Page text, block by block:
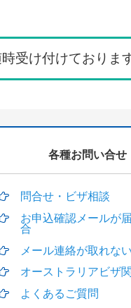
受け付けており
各種お問い合せ
問合せ・ビザ相談
お申込確認メールが
合
メール連絡が取れな
オーストラリアビザ
よくあるご質問